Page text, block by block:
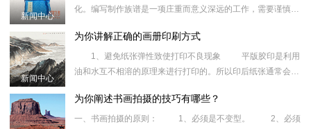
新闻中心
化。编写制作族谱是一项庄重而意义深远的工作，需要谨慎对
编写时资料
新闻中心
为你讲解正确的画册印刷方式
1、避免纸张弹性致使打印不良现象 平版胶印是利用
油和水互不相溶的原理来进行打印的。所以印后纸张通常会伸
印技术进行讨
为你阐述书画拍摄的技巧有哪些？
一、书画拍摄的原则： 1、必须是不变型。 2、必须